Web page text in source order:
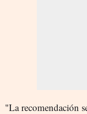
"La recomendación